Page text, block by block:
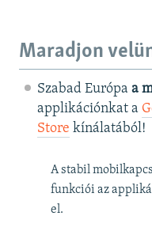
Maradjon
Szabad Európa a
applikációnkat a
Store kínálatából!
A stabil
funkciói az
el.